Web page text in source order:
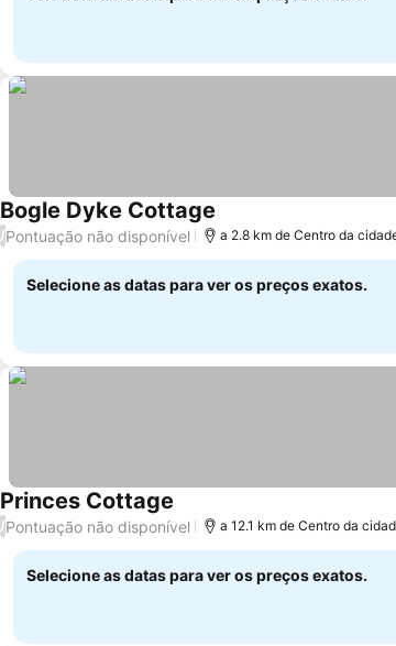
Bogle Dyke Cottage
/Pontuação não disponível a 2.8 km de Centro da
Selecione as datas para ver os preços exatos.
Princes Cottage
/Pontuação não disponível a 12.1 km de Centro da
Selecione as datas para ver os preços exatos.